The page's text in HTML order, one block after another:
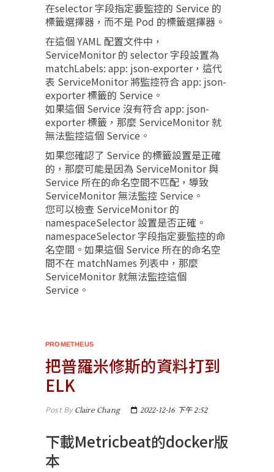
在selector 字段指定要監控的 Service 的
標籤選擇器，而不是 Pod 的標籤選擇器。
在這個 YAML 配置文件中，
ServiceMonitor 的 selector 字段設置為
matchLabels: app: json-exporter，這代
表 ServiceMonitor 將監控符合 app: json-
exporter 標籤的 Service。
如果這個 Service 沒有符合 app: json-
exporter 標籤，那麼 ServiceMonitor 就
無法監控這個 Service。
如果您確認了 Service 的標籤設置是正確
的，那麼可能是因為 ServiceMonitor 與
Service 所在的命名空間不匹配，導致
ServiceMonitor 無法監控 Service。
您可以檢查 ServiceMonitor 的
namespaceSelector 設置是否正確。
namespaceSelector 字段指定要監控的命
名空間。如果這個 Service 所在的命名空
間不在 matchNames 列表中，那麼
ServiceMonitor 就無法監控這個
Service。
PROMETHEUS
把普羅米修斯的資料打到
ELK
Post ByClaire Chang 2022-12-16 下午 2:52
下載Metricbeat的docker版
本​